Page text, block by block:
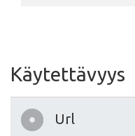
Käytettävyys
Url